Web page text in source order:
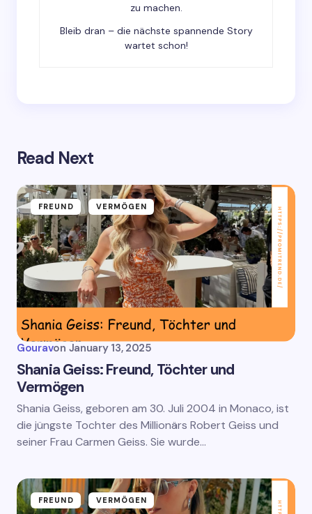
zu machen.
Bleib dran – die nächste spannende Story
wartet schon!
Read Next
FREUND VERMÖGEN
Gouravon January 13, 2025
Shania Geiss: Freund, Töchter und
Vermögen
Shania Geiss, geboren am 30. Juli 2004 in Monaco, ist
die jüngste Tochter des Millionärs Robert Geiss und
seiner Frau Carmen Geiss. Sie wurde…
FREUND VERMÖGEN